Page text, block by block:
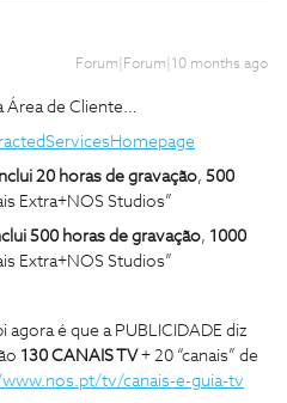
Forum|Forum|10 months ago
Área de Cliente…
20 horas de gravação, 500
Extra+NOS Studios”
500 horas de gravação, 1000
Extra+NOS Studios”
é que a PUBLICIDADE diz
130 CANAIS TV + 20 “canais” de
tv/canais-e-guia-tv